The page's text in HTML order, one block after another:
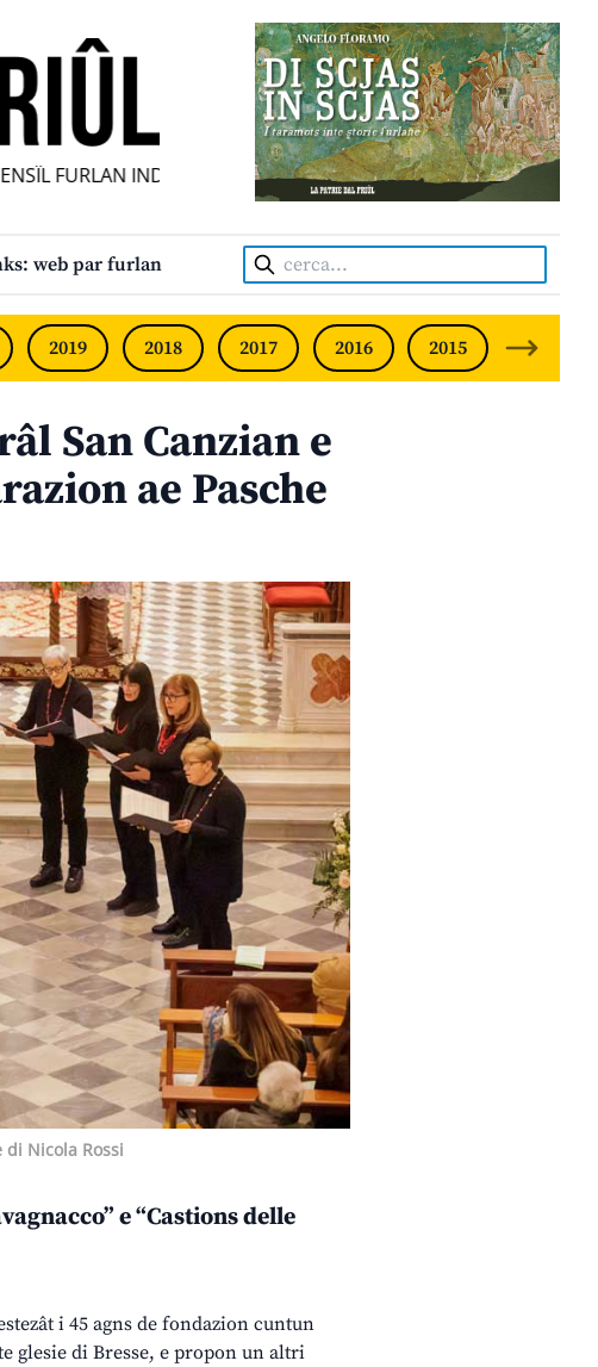
FURLAN INDIPENDENT • INDEPENDENT FRIULIAN MONTHLY •
web par furlan Cerca:
2019 2018 2017 2016 2015 2014
San Canzian e
ae Pasche
di Nicola Rossi
e “Castions delle
i 45 agns de fondazion cuntun
glesie di Bresse, e propon un altri